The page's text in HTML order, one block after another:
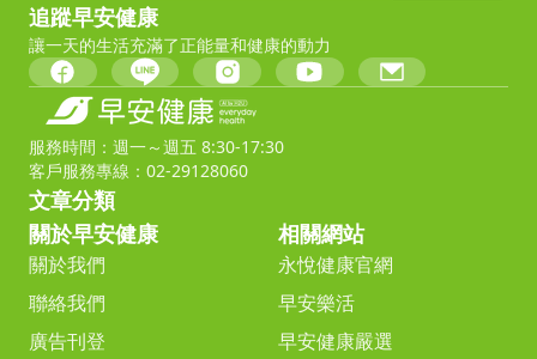
追蹤早安健康
讓一天的生活充滿了正能量和健康的動力
服務時間：週一～週五 8:30-17:30
客戶服務專線：02-29128060
文章分類
關於早安健康
關於我們
聯絡我們
廣告刊登
相關網站
永悅健康官網
早安樂活
早安健康嚴選